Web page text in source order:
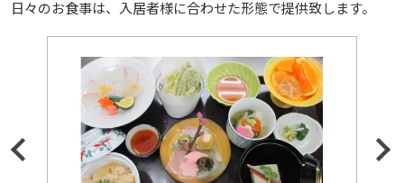
日々のお食事は、入居者様に合わせた形態で提供致します。